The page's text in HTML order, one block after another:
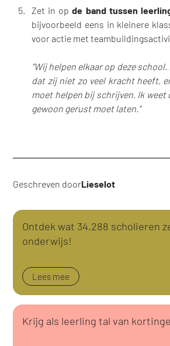
Zet in opde band tussen
bijvoorbeeld eens in kleinere
voor actie met
“Wij helpen elkaar op deze
dat zij niet zo veel kracht heeft,
moet helpen bij schrijven. Ik weet
gewoon gerust moet laten.”
Geschreven doorLieselot
Ontdek wat 34.288 scholieren
onderwijs!
Lees mee
Krijg als leerling tal van